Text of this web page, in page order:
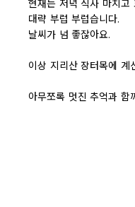
현재는 저녁 식사 마치고
대략 부럽 부럽습니다.
날씨가 넘 좋잖아요.
이상 지리산 장터목에 계
아무쪼록 멋진 추억과 함